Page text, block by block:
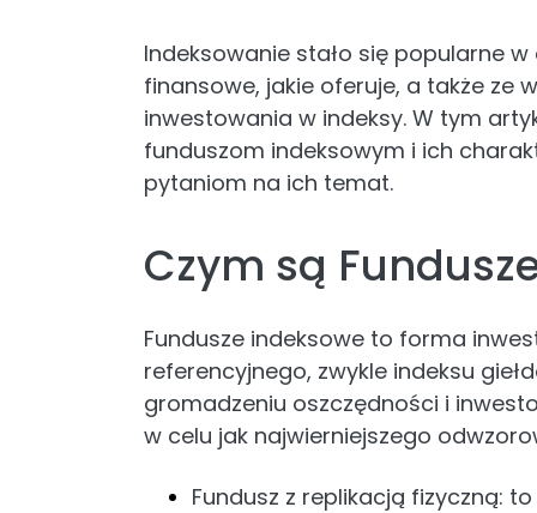
Indeksowanie stało się popularne
finansowe, jakie oferuje, a także ze
inwestowania w indeksy. W tym
funduszom indeksowym i ich
pytaniom na ich temat.
Czym są
Fundusze indeksowe to forma
referencyjnego, zwykle indeksu
gromadzeniu oszczędności i
w celu jak najwierniejszego
Fundusz z replikacją fizyczną: